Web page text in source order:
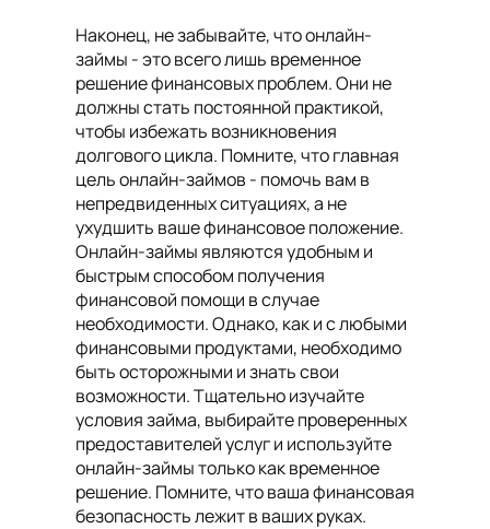
Наконец, не забывайте, что онлайн-
займы - это всего лишь временное
решение финансовых проблем. Они не
должны стать постоянной практикой,
чтобы избежать возникновения
долгового цикла. Помните, что главная
цель онлайн-займов - помочь вам в
непредвиденных ситуациях, а не
ухудшить ваше финансовое положение.
Онлайн-займы являются удобным и
быстрым способом получения
финансовой помощи в случае
необходимости. Однако, как и с любыми
финансовыми продуктами, необходимо
быть осторожными и знать свои
возможности. Тщательно изучайте
условия займа, выбирайте проверенных
предоставителей услуг и используйте
онлайн-займы только как временное
решение. Помните, что ваша финансовая
безопасность лежит в ваших руках.